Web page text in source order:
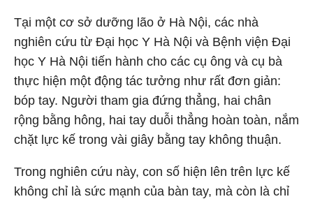
Tại một cơ sở dưỡng lão ở Hà Nội, các nhà
nghiên cứu từ Đại học Y Hà Nội và Bệnh viện Đại
học Y Hà Nội tiến hành cho các cụ ông và cụ bà
thực hiện một động tác tưởng như rất đơn giản:
bóp tay. Người tham gia đứng thẳng, hai chân
rộng bằng hông, hai tay duỗi thẳng hoàn toàn, nắm
chặt lực kế trong vài giây bằng tay không thuận.
Trong nghiên cứu này, con số hiện lên trên lực kế
không chỉ là sức mạnh của bàn tay, mà còn là chỉ